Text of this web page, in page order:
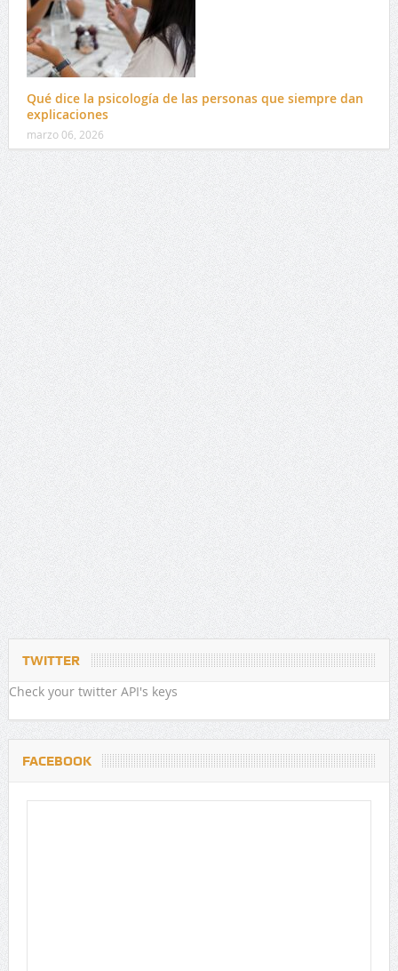
Qué dice la psicología de las personas que siempre dan
explicaciones
marzo 06, 2026
TWITTER
Check your twitter API's keys
FACEBOOK